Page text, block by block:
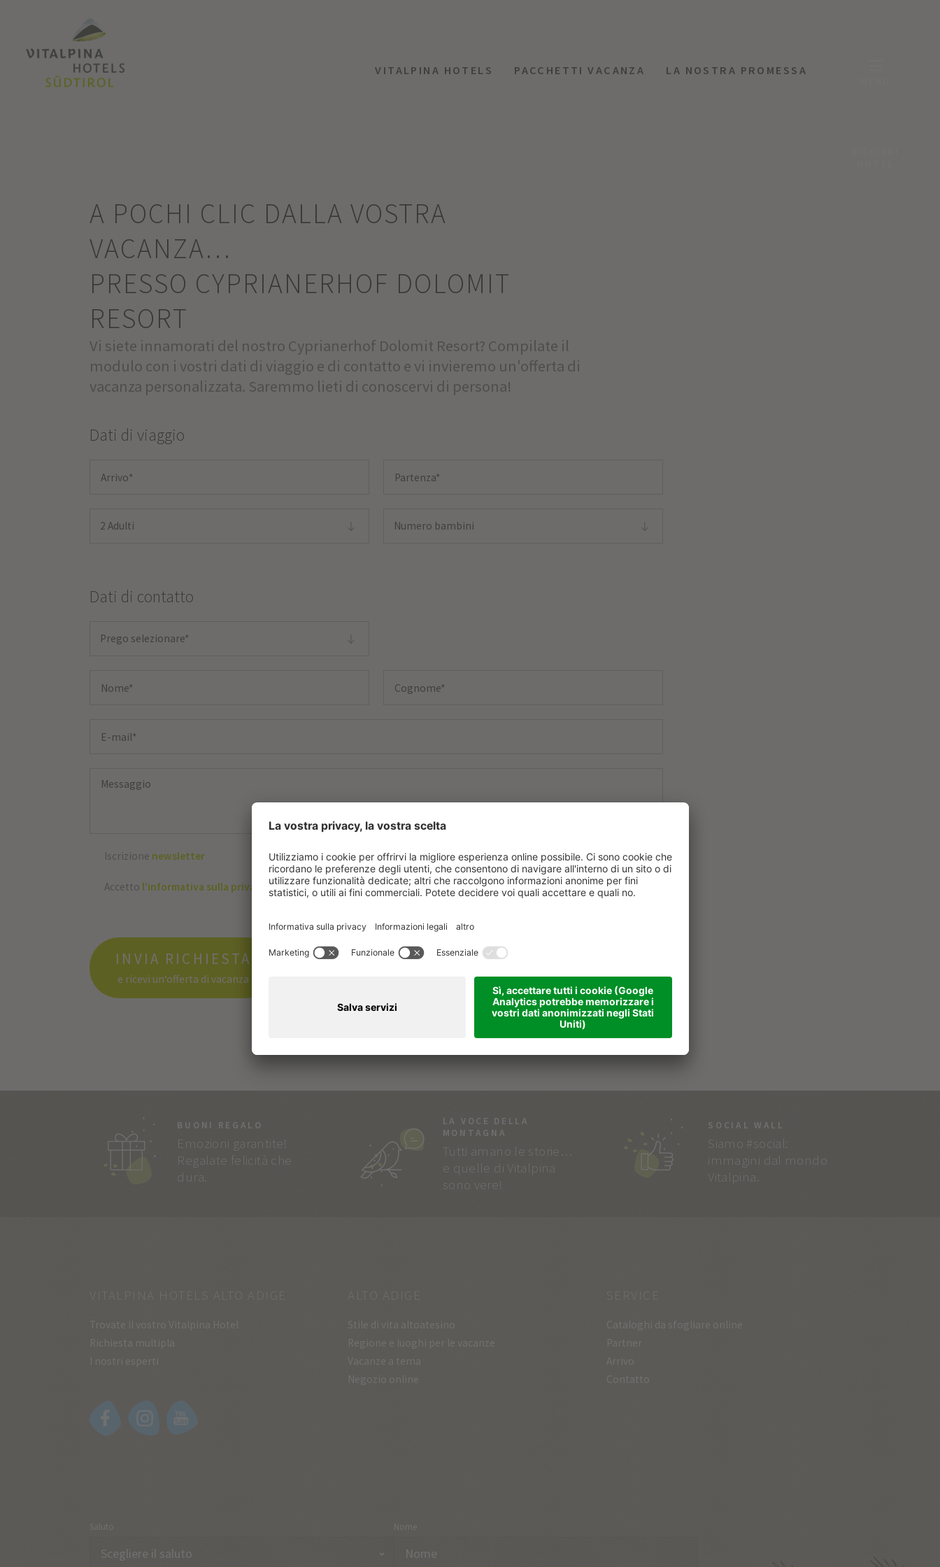
VITALPINA HOTELS PACCHETTI VACANZA LA NOSTRA PROMESSA
A POCHI CLIC DALLA VOSTRA
VACANZA…
PRESSO CYPRIANERHOF DOLOMIT
RESORT
Vi siete innamorati del nostro Cyprianerhof Dolomit Resort? Compilate il
modulo con i vostri dati di viaggio e di contatto e vi invieremo un'offerta di
vacanza personalizzata. Saremmo lieti di conoscervi di persona!
Dati di viaggio
2 Adulti Numero bambini
Dati di contatto
Prego selezionare*
Iscrizione newsletter
Accetto l’informativa sulla privacy
INVIA RICHIESTA
e ricevi un‘offerta di vacanza
BUONI REGALO
Emozioni garantite!
Regalate felicità che
dura.
LA VOCE DELLA
MONTAGNA
Tutti amano le storie…
e quelle di Vitalpina
sono vere!
SOCIAL WALL
Siamo #social:
immagini dal mondo
Vitalpina.
VITALPINA HOTELS ALTO ADIGE
Trovate il vostro Vitalpina Hotel
Richiesta multipla
I nostri esperti
ALTO ADIGE
Stile di vita altoatesino
Regione e luoghi per le vacanze
Vacanze a tema
Negozio online
SERVICE
Cataloghi da sfogliare online
Partner
Arrivo
Contatto
Saluto Nome